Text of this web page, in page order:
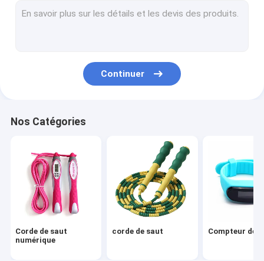
bouteille d'eau de sports
Diffuseur d'huiles essentielles
Série électronique de loisirs
Continuer
Nos Catégories
Corde de saut
numérique
corde de saut Compteur de